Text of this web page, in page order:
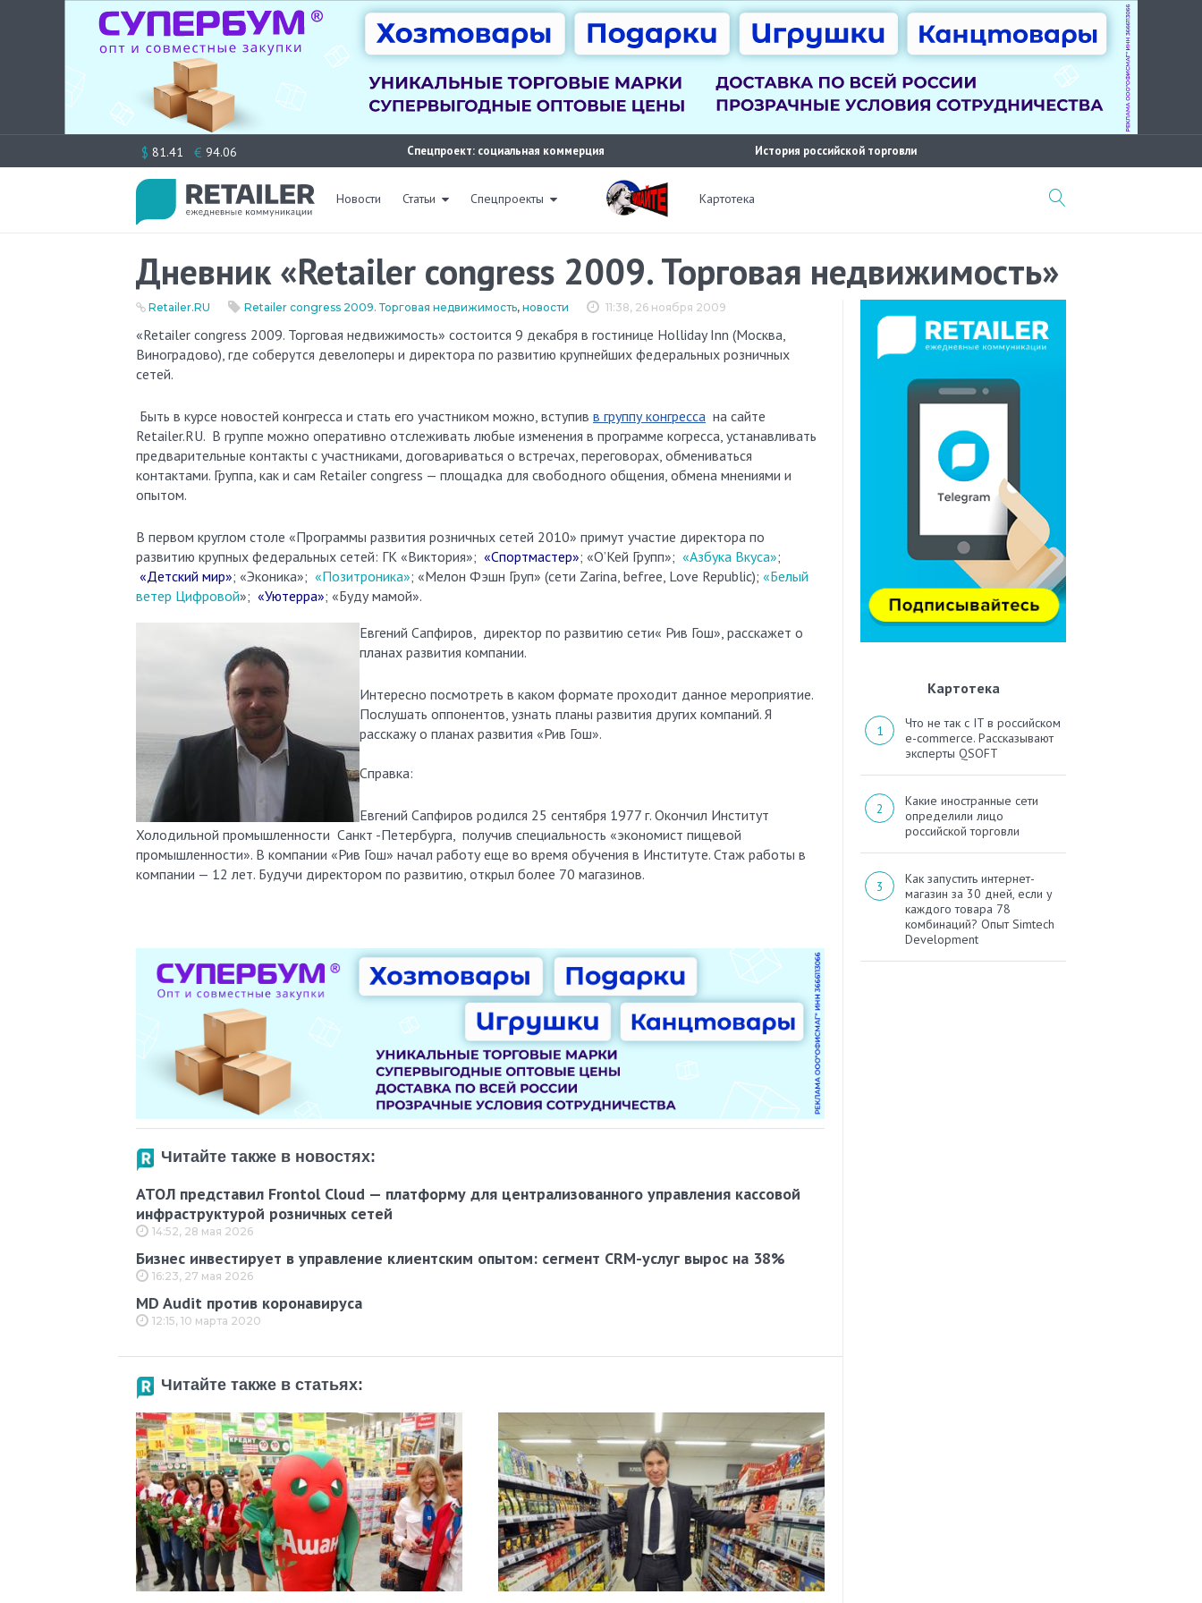
к
$ 81.41 € 94.06 Спецпроект: социальная коммерция История российской торговли
Новости Статьи Спецпроекты Картотека
Дневник «Retailer congress 2009. Торговая недвижимость»
11:38, 26 ноября 2009
Retailer.RU Retailer congress 2009. Торговая недвижимость, новости
«Retailer congress 2009. Торговая недвижимость» состоится 9 декабря в гостинице Holliday Inn (Москва,
Виноградово), где соберутся девелоперы и директора по развитию крупнейших федеральных розничных
сетей.
Быть в курсе новостей конгресса и стать его участником можно, вступив в группу конгресса на сайте
Retailer.RU. В группе можно оперативно отслеживать любые изменения в программе когресса, устанавливать
предварительные контакты с участниками, договариваться о встречах, переговорах, обмениваться
контактами. Группа, как и сам Retailer congress — площадка для свободного общения, обмена мнениями и
опытом.
В первом круглом столе «Программы развития розничных сетей 2010» примут участие директора по
развитию крупных федеральных сетей: ГК «Виктория»; «Спортмастер»; «О’Кей Групп»; «Азбука Вкуса»;
«Детский мир»; «Эконика»; «Позитроника»; «Мелон Фэшн Груп» (сети Zarina, befree, Love Republic); «Белый
ветер Цифровой»; «Уютерра»; «Буду мамой».
Евгений Сапфиров, директор по развитию сети« Рив Гош», расскажет о
планах развития компании.
Интересно посмотреть в каком формате проходит данное мероприятие.
Послушать оппонентов, узнать планы развития других компаний. Я
расскажу о планах развития «Рив Гош».
Справка:
Евгений Сапфиров родился 25 сентября 1977 г. Окончил Институт
Холодильной промышленности Санкт -Петербурга, получив специальность «экономист пищевой
промышленности». В компании «Рив Гош» начал работу еще во время обучения в Институте. Стаж работы в
компании — 12 лет. Будучи директором по развитию, открыл более 70 магазинов.
Читайте также в новостях:
АТОЛ представил Frontol Cloud — платформу для централизованного управления кассовой
инфраструктурой розничных сетей
14:52, 28 мая 2026
Бизнес инвестирует в управление клиентским опытом: сегмент CRM-услуг вырос на 38%
16:23, 27 мая 2026
MD Audit против коронавируса
12:15, 10 марта 2020
Читайте также в статьях:
Картотека
Что не так с IT в российском
e-commerce. Рассказывают
эксперты QSOFT
Какие иностранные сети
определили лицо
российской торговли
Как запустить интернет-
магазин за 30 дней, если у
каждого товара 78
комбинаций? Опыт Simtech
Development